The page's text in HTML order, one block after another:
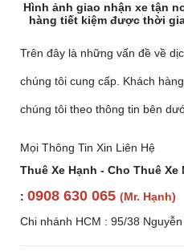
Hình ảnh giao nhận xe tận
hàng tiết kiệm được thời
Trên đây là những vấn đề về
chúng tôi cung cấp. Khách
chúng tôi theo thông tin bên
Mọi Thông Tin Xin Liên Hệ
Thuê Xe Hạnh - Cho Thuê
: 0908 630 065 (Mr. Hạnh)
Chi nhánh HCM : 95/38